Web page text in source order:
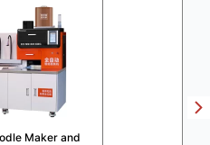
Maker and